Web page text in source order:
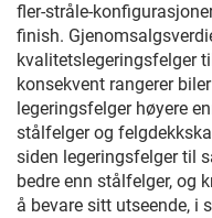
fler-stråle-
finish.
kvalitetslegeringsfelger
konsekvent rangerer
legeringsfelger høyere
stålfelger og
siden legeringsfelger til
bedre enn stålfelger, og
å bevare sitt utseende, i